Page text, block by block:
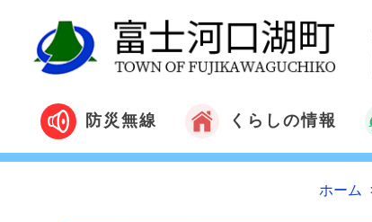
防災無線 くらしの情報
ホーム